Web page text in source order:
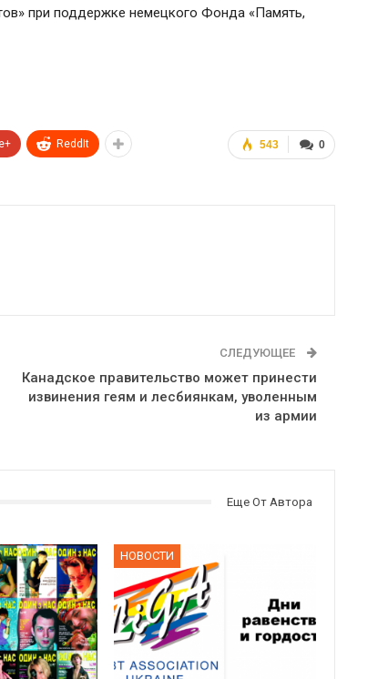
при поддержке немецкого Фонда «Память,
0
543
ReddIt
СЛЕДУЮЩЕЕ
Канадское правительство может принести
извинения геям и лесбиянкам, уволенным
из армии
Еще От Автора
НОВОСТИ